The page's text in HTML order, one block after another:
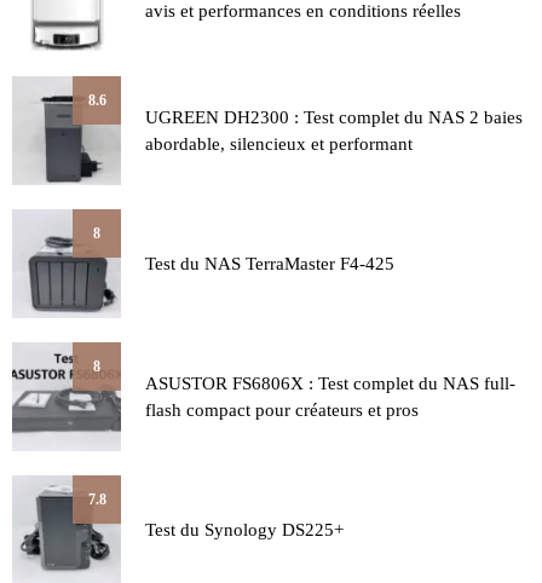
avis et performances en conditions réelles
8.6
UGREEN DH2300 : Test complet du NAS 2 baies
abordable, silencieux et performant
8
Test du NAS TerraMaster F4-425
8
ASUSTOR FS6806X : Test complet du NAS full-
flash compact pour créateurs et pros
7.8
Test du Synology DS225+